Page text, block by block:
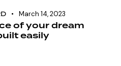
March 14, 2023
of your dream
easily